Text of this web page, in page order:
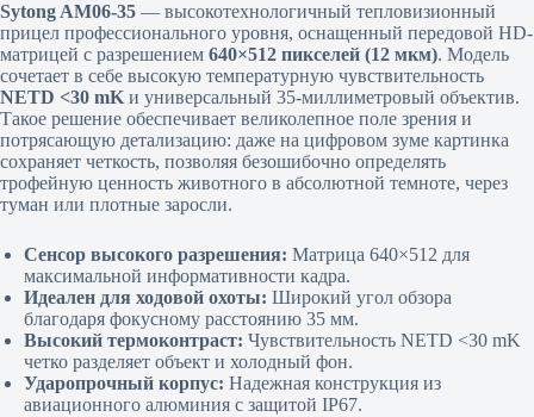
Sytong AM06-35 — высокотехнологичный тепловизионный
прицел профессионального уровня, оснащенный передовой HD-
матрицей с разрешением 640×512 пикселей (12 мкм). Модель
сочетает в себе высокую температурную чувствительность
NETD <30 mKи универсальный 35-миллиметровый объектив.
Такое решение обеспечивает великолепное поле зрения и
потрясающую детализацию: даже на цифровом зуме картинка
сохраняет четкость, позволяя безошибочно определять
трофейную ценность животного в абсолютной темноте, через
туман или плотные заросли.
Сенсор высокого разрешения: Матрица 640×512 для
максимальной информативности кадра.
Идеален для ходовой охоты: Широкий угол обзора
благодаря фокусному расстоянию 35 мм.
Высокий термоконтраст: Чувствительность NETD <30 mK
четко разделяет объект и холодный фон.
Ударопрочный корпус: Надежная конструкция из
авиационного алюминия с защитой IP67.